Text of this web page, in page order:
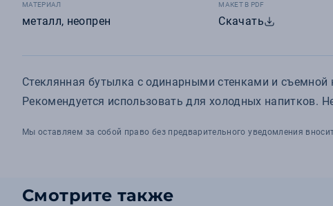
МАТЕРИАЛ
металл, неопрен
МАКЕТ В PDF
Скачать
Стеклянная бутылка с одинарными стенками и
Рекомендуется использовать для холодных напитков.
Мы оставляем за собой право без предварительного уведомления
Смотрите также